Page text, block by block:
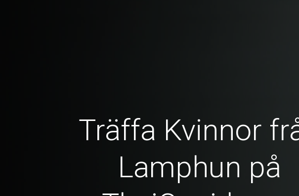
Träffa Kvinnor
Lamphun på